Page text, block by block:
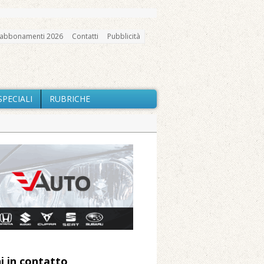
2026 Contatti Pubblicità
RUBRICHE
e chiusi tutti i sentieri
Barone